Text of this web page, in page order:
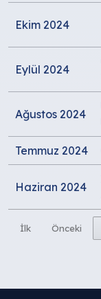
Ekim 2024
Eylül 2024
Ağustos 2024
Temmuz 2024
Haziran 2024
İlk Önceki